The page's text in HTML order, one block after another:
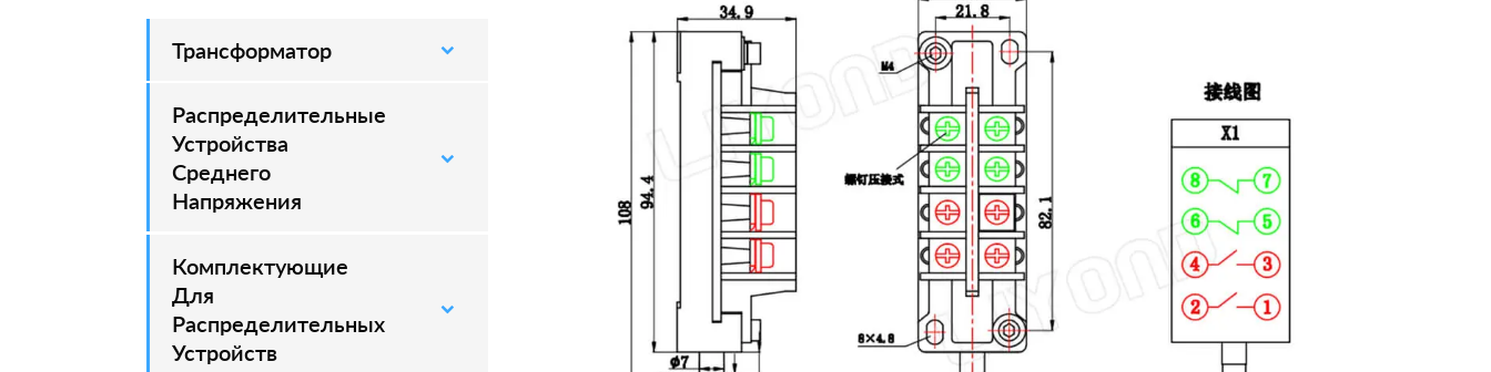
Трансформатор
Распределительные
Устройства
Среднего
Напряжения
–
Комплектующие
Для
Распределительных
Устройств
–